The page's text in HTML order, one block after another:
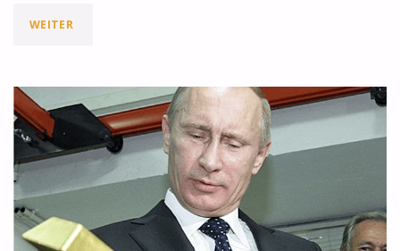
WEITER"CHINAS
GOLDIMPORTE
EIN"